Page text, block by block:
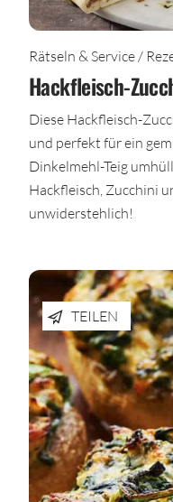
Rätseln & Service /
Hackfleisch-
Diese Hackfleisch-
und perfekt für ein
Dinkelmehl-Teig
Hackfleisch, Zucchini
unwiderstehlich!
TEILEN